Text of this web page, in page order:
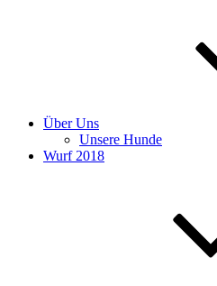
Über Uns
Unsere Hunde
Wurf 2018